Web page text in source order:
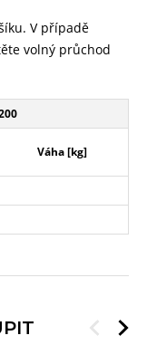
V případě
volný průchod
Váha [kg]